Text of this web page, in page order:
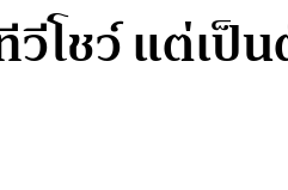
วีโชว์ แต่เ